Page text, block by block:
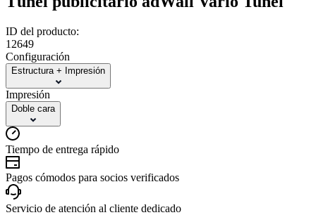
ID del producto:
12649
Configuración
Estructura + Impresión
Impresión
Doble cara
Tiempo de entrega rápido
Pagos cómodos para socios verificados
Servicio de atención al cliente dedicado